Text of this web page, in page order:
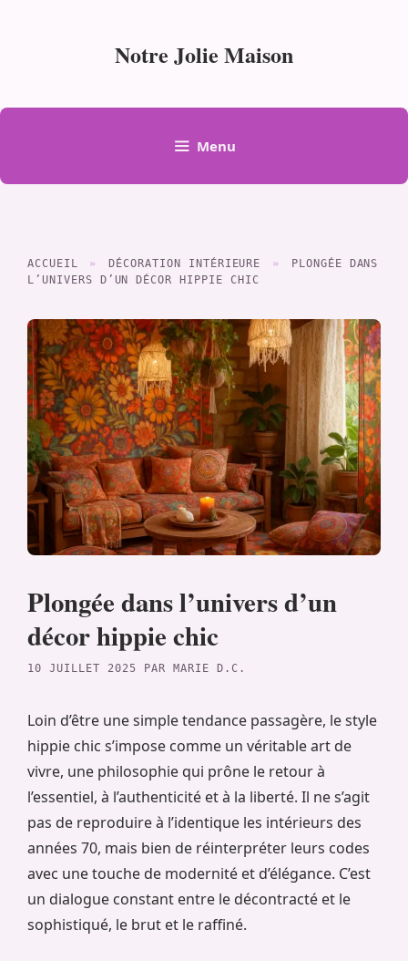
Notre Jolie Maison
Menu
ACCUEIL » DÉCORATION INTÉRIEURE »
PLONGÉE DANS
L’UNIVERS D’UN DÉCOR HIPPIE CHIC
Plongée dans l’univers d’un
décor hippie chic
10 JUILLET 2025 PAR MARIE D.C.
Loin d’être une simple tendance passagère, le style
hippie chic s’impose comme un véritable art de
vivre, une philosophie qui prône le retour à
l’essentiel, à l’authenticité et à la liberté. Il ne s’agit
pas de reproduire à l’identique les intérieurs des
années 70, mais bien de réinterpréter leurs codes
avec une touche de modernité et d’élégance. C’est
un dialogue constant entre le décontracté et le
sophistiqué, le brut et le raffiné.